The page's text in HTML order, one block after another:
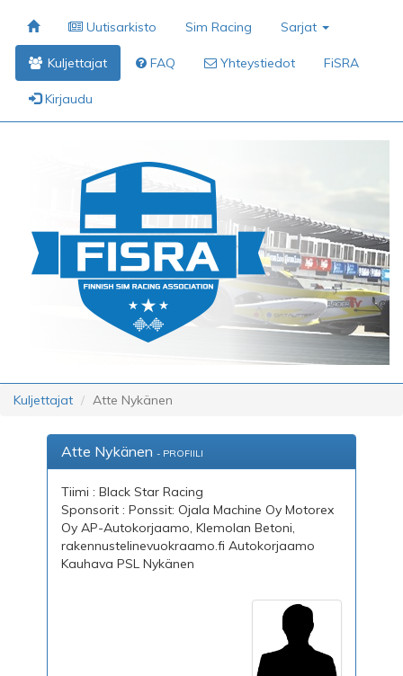
Uutisarkisto Sim Racing Sarjat
Kuljettajat FAQ Yhteystiedot FiSRA
Kirjaudu
Kuljettajat Atte Nykänen
Atte Nykänen - PROFIILI
Tiimi : Black Star Racing
Sponsorit : Ponssit: Ojala Machine Oy Motorex
Oy AP-Autokorjaamo, Klemolan Betoni,
rakennustelinevuokraamo.fi Autokorjaamo
Kauhava PSL Nykänen